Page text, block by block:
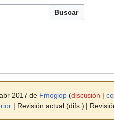
Buscar
2017 de Fmoglop (discusión |
| Revisión actual (difs.) |